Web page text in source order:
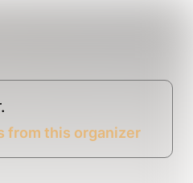
from this organizer